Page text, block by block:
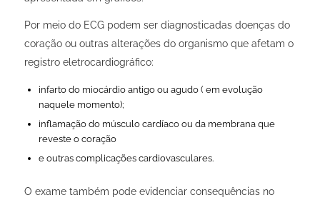
Por meio do ECG podem ser diagnosticadas doenças do
coração ou outras alterações do organismo que afetam o
registro eletrocardiográfico:
infarto do miocárdio antigo ou agudo ( em evolução
naquele momento);
inflamação do músculo cardíaco ou da membrana que
reveste o coração
e outras complicações cardiovasculares.
O exame também pode evidenciar consequências no